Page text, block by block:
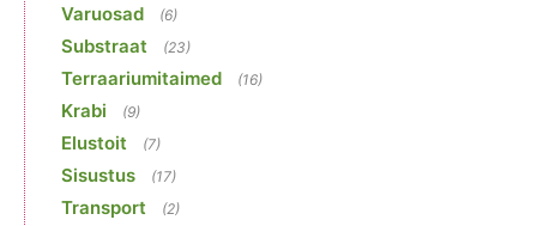
Varuosad (6)
Substraat (23)
Terraariumitaimed (16)
Krabi (9)
Elustoit (7)
Sisustus (17)
Transport (2)